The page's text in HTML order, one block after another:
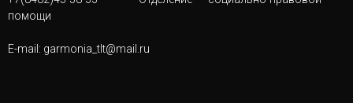
помощи
E-mail: garmonia_tlt@mail.ru